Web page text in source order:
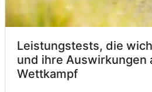
Leistungstests, die
und ihre Auswirkungen
Wettkampf